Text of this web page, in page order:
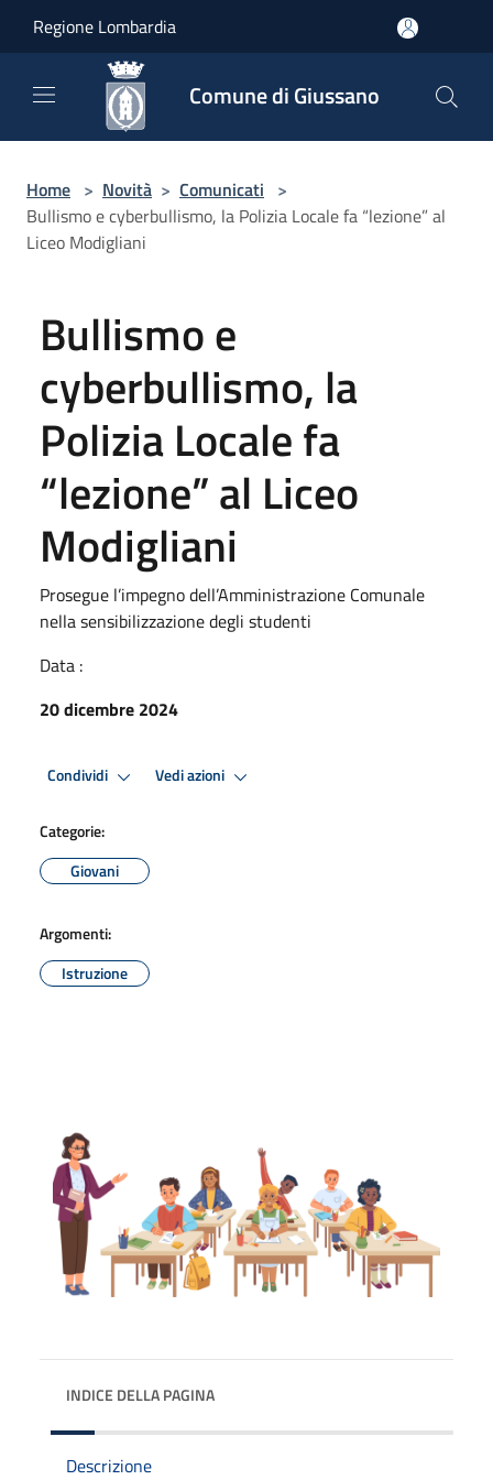
Regione Lombardia
Comune di Giussano
Home > Novità > Comunicati >
Bullismo e cyberbullismo, la Polizia Locale fa “lezione” al
Liceo Modigliani
Bullismo e
cyberbullismo, la
Polizia Locale fa
“lezione” al Liceo
Modigliani
Prosegue l’impegno dell’Amministrazione Comunale
nella sensibilizzazione degli studenti
Data :
20 dicembre 2024
Condividi Vedi azioni
Categorie:
Giovani
Argomenti:
Istruzione
INDICE DELLA PAGINA
Descrizione